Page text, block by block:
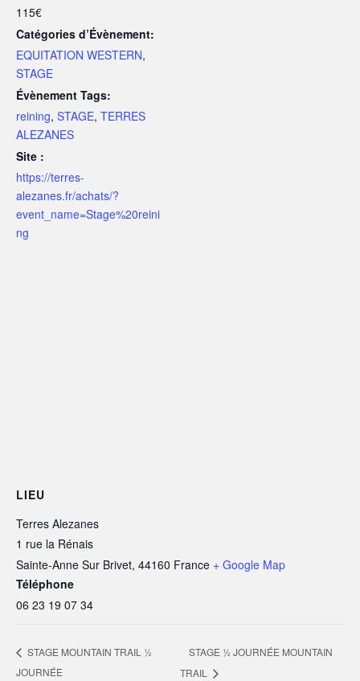
115€
Catégories d’Évènement:
EQUITATION WESTERN,
STAGE
Évènement Tags:
reining, STAGE, TERRES
ALEZANES
Site :
https://terres-
alezanes.fr/achats/?
event_name=Stage%20reini
ng
LIEU
Terres Alezanes
1 rue la Rénais
Sainte-Anne Sur Brivet, 44160 France + Google Map
Téléphone
06 23 19 07 34
STAGE MOUNTAIN TRAIL ½
JOURNÉE
STAGE ½ JOURNÉE MOUNTAIN
TRAIL